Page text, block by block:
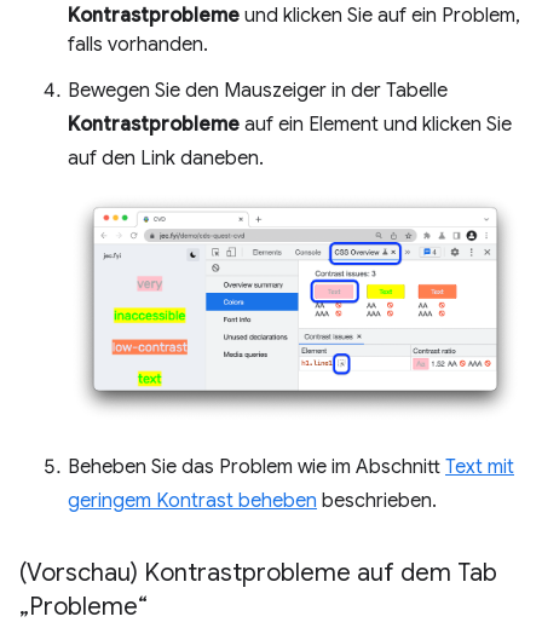
Kontrastprobleme und klicken Sie auf ein Problem,
falls vorhanden.
Bewegen Sie den Mauszeiger in der Tabelle
Kontrastprobleme auf ein Element und klicken Sie
auf den Link daneben.
Beheben Sie das Problem wie im Abschnitt Text mit
geringem Kontrast beheben beschrieben.
(Vorschau) Kontrastprobleme auf dem Tab
„Probleme“